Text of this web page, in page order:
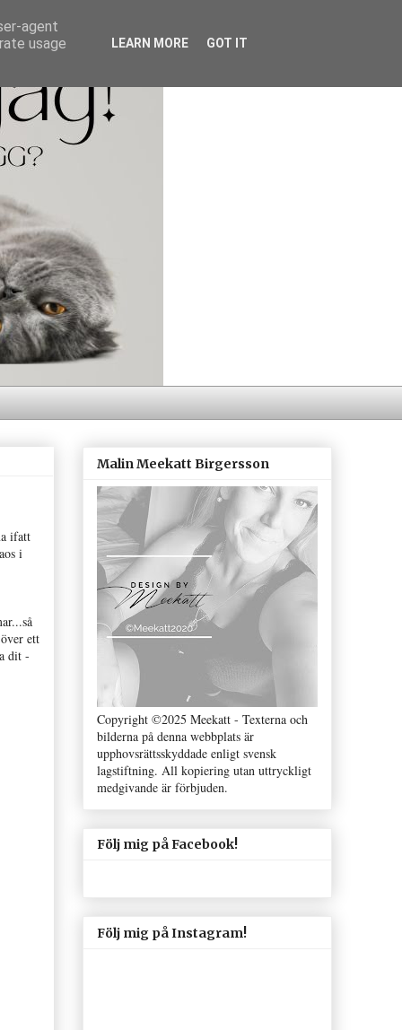
ifatt
i
ett
dit -
Malin Meekatt Birgersson
Copyright ©2025 Meekatt - Texterna och
bilderna på denna webbplats är
upphovsrättsskyddade enligt svensk
lagstiftning. All kopiering utan uttryckligt
medgivande är förbjuden.
Följ mig på Facebook!
Följ mig på Instagram!
agent
usage
LEARN MORE GOT IT